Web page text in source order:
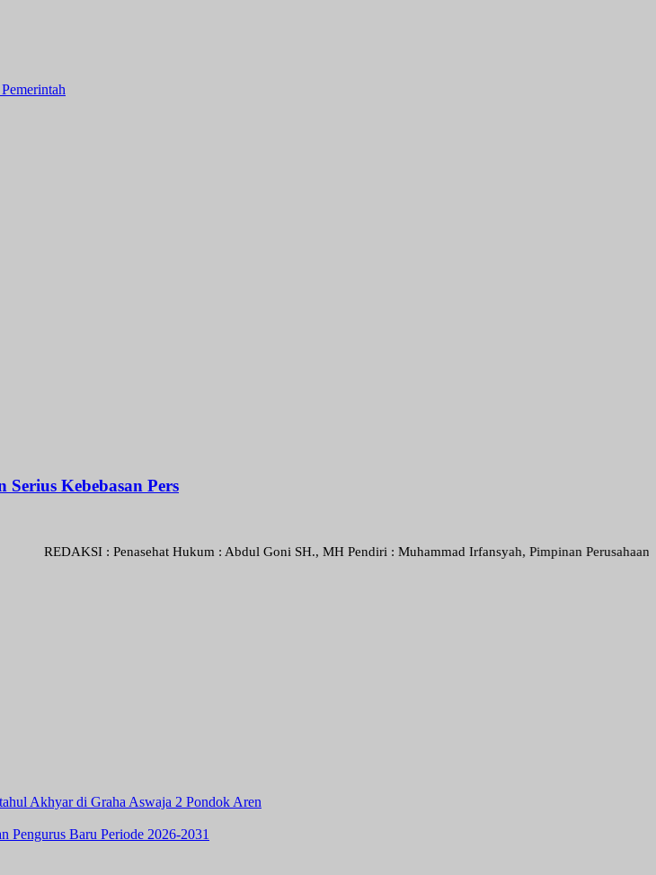
Kebebasan Pers
: Penasehat Hukum : Abdul Goni SH., MH Pendiri : Muhammad Irfansyah, Pimpinan Perusahaan :
Akhyar di Graha Aswaja 2 Pondok Aren
Pengurus Baru Periode 2026-2031